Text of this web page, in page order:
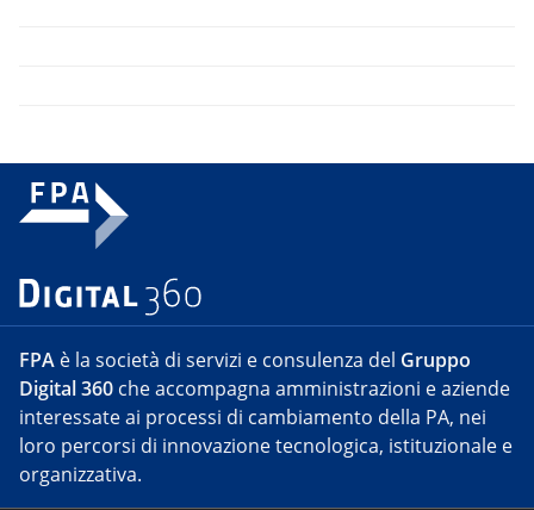
FPA è la società di servizi e consulenza del Gruppo
Digital 360 che accompagna amministrazioni e aziende
interessate ai processi di cambiamento della PA, nei
loro percorsi di innovazione tecnologica, istituzionale e
organizzativa.